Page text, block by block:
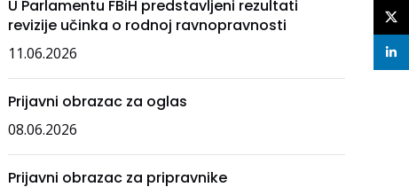
U Parlamentu FBiH predstavljeni rezultati
revizije učinka o rodnoj ravnopravnosti
11.06.2026
Prijavni obrazac za oglas
08.06.2026
Prijavni obrazac za pripravnike